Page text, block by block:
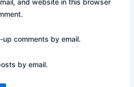
comments by email.
by email.